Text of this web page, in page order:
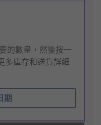
的數量，然後按一
多庫存和送貨詳細
期